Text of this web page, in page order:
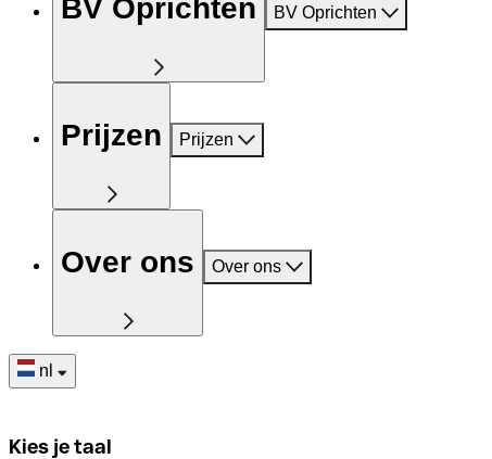
BV Oprichten BV Oprichten
Prijzen Prijzen
Over ons Over ons
nl
Kies je taal